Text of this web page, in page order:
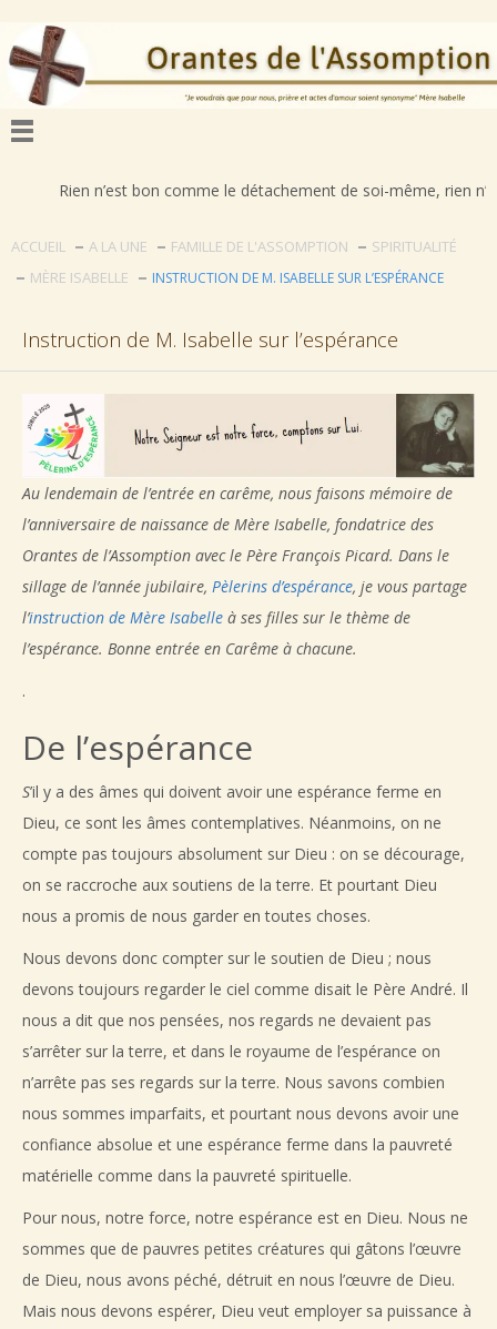
Rien n’est bon comme le détachement de soi-même, rien n’est
ACCUEIL A LA UNE FAMILLE DE L'ASSOMPTION
SPIRITUALITÉ
MÈRE ISABELLE
INSTRUCTION DE M. ISABELLE SUR L’ESPÉRANCE
Instruction de M. Isabelle sur l’espérance
Au lendemain de l’entrée en carême, nous faisons mémoire de
l’anniversaire de naissance de Mère Isabelle, fondatrice des
Orantes de l’Assomption avec le Père François Picard. Dans le
sillage de l’année jubilaire, Pèlerins d’espérance, je vous partage
l’instruction de Mère Isabelle à ses filles sur le thème de
l’espérance. Bonne entrée en Carême à chacune.
.
De l’espérance
S’il y a des âmes qui doivent avoir une espérance ferme en
Dieu, ce sont les âmes contemplatives. Néanmoins, on ne
compte pas toujours absolument sur Dieu : on se décourage,
on se raccroche aux soutiens de la terre. Et pourtant Dieu
nous a promis de nous garder en toutes choses.
Nous devons donc compter sur le soutien de Dieu ; nous
devons toujours regarder le ciel comme disait le Père André. Il
nous a dit que nos pensées, nos regards ne devaient pas
s’arrêter sur la terre, et dans le royaume de l’espérance on
n’arrête pas ses regards sur la terre. Nous savons combien
nous sommes imparfaits, et pourtant nous devons avoir une
confiance absolue et une espérance ferme dans la pauvreté
matérielle comme dans la pauvreté spirituelle.
Pour nous, notre force, notre espérance est en Dieu. Nous ne
sommes que de pauvres petites créatures qui gâtons l’œuvre
de Dieu, nous avons péché, détruit en nous l’œuvre de Dieu.
Mais nous devons espérer, Dieu veut employer sa puissance à